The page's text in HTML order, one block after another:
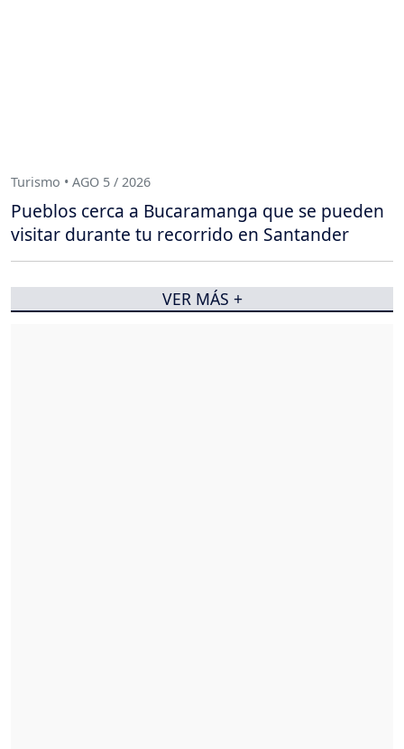
Turismo • AGO 5 / 2026
Pueblos cerca a Bucaramanga que se pueden
visitar durante tu recorrido en Santander
VER MÁS +